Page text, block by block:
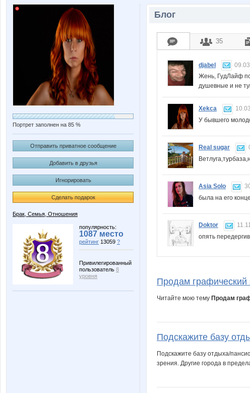
Портрет заполнен на 85 %
Отправить приватное сообщение
Добавить в друзья
Игнорировать
Сделать подарок
Брак, Семья, Отношения
популярность:
1087 место
рейтинг 13059 ?
Привилегированный
пользователь 8
уровня
Блог
35
djabel
Жень, ГудЛайф
душевные и не
Xekca
У бывшего
Real sugar
Asia Solo
была на его
Doktor
опять
Продам графический
Читайте мою тему Продам
Подскажите базу
Подскажите базу отдыха/
зрения. Другие города в